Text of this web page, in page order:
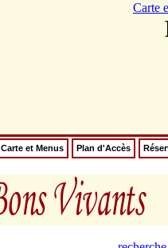
Carte
Carte et Menus Plan d'Accès